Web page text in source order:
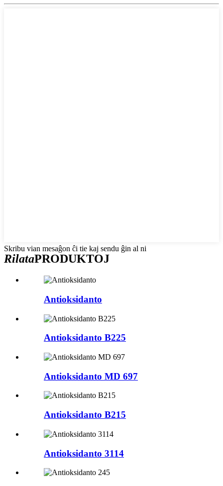
Skribu vian mesaĝon ĉi tie kaj sendu ĝin al ni
RilataPRODUKTOJ
Antioksidanto
Antioksidanto B225
Antioksidanto MD 697
Antioksidanto B215
Antioksidanto 3114